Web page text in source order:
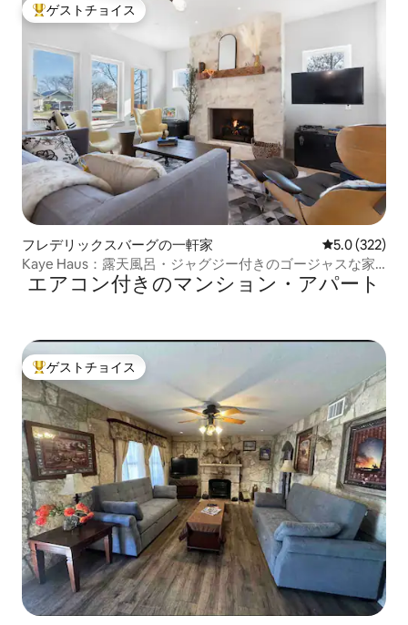
大好評のゲストチョイスです。
ゲストチョイス
フレデリックスバーグの一軒家 レビュー322
5.0 (322)
Kaye Haus：露天風呂・ジャグジー付きのゴージャスな家
です！
エアコン付きのマンション・アパート
大好評のゲストチョイスです。
ゲストチョイス